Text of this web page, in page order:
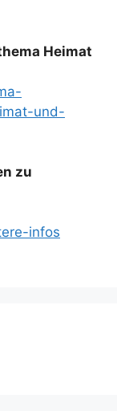
Heimat
und-
zu
infos